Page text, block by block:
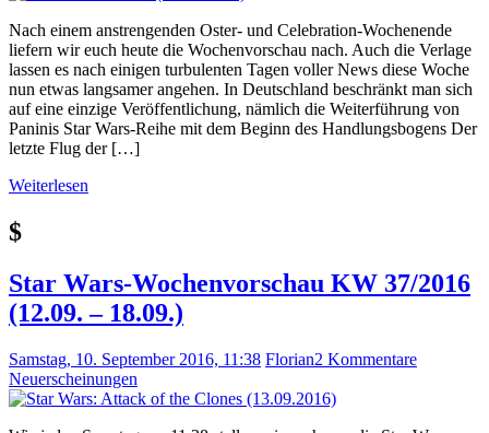
Nach einem anstrengenden Oster- und Celebration-Wochenende
liefern wir euch heute die Wochenvorschau nach. Auch die Verlage
lassen es nach einigen turbulenten Tagen voller News diese Woche
nun etwas langsamer angehen. In Deutschland beschränkt man sich
auf eine einzige Veröffentlichung, nämlich die Weiterführung von
Paninis Star Wars-Reihe mit dem Beginn des Handlungsbogens Der
letzte Flug der […]
Weiterlesen
$
Star Wars-Wochenvorschau KW 37/2016
(12.09. – 18.09.)
Samstag, 10. September 2016, 11:38 Florian2 Kommentare
Neuerscheinungen